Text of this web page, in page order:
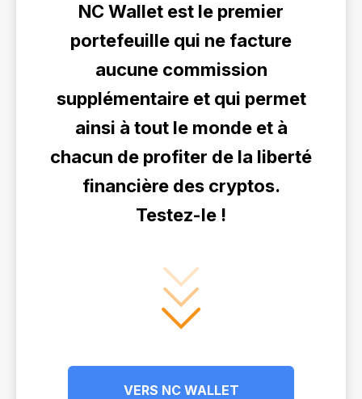
NC Wallet est le premier
portefeuille qui ne facture
aucune commission
supplémentaire et qui permet
ainsi à tout le monde et à
chacun de profiter de la liberté
financière des cryptos.
Testez-le !
VERS NC WALLET